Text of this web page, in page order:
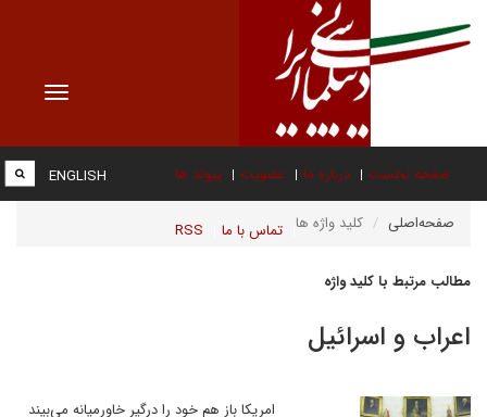
Toggle
صفحه نخست درباره ما عضویت پیوند ها
تماس با ما RSS
ENGLISH
صفحه‌اصلی کلید واژه ها
مطالب مرتبط با کلید واژه
اعراب و اسرائیل
امریکا باز هم خود را درگیر خاورمیانه می‌بیند